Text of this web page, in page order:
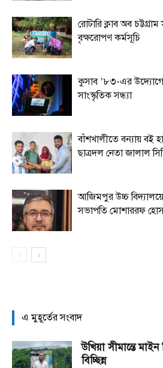
রোটারি ক্লাব অব
বৃক্ষরোপণ কর্মসূচি
কুসাব ’৮৩-এর
সাংস্কৃতিক সন্ধ্যা
বাঁশখালীতে বন্যায় বই
ছাত্রদল নেতা জালাল
আজিমপুর উচ্চ
সভাপতি মোশাররফ
এ মুহূর্তের সংবাদ
উখিয়া সীমান্তে
বিচ্ছিন্ন